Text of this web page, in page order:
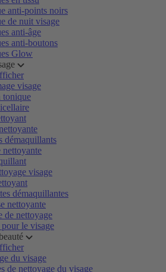
anti-points noirs
de nuit visage
anti-âge
anti-boutons
Glow
visage
tonique
démaquillants
nettoyante
visage
démaquillantes
nettoyante
de nettoyage
pour le visage
du visage
de nettoyage du visage